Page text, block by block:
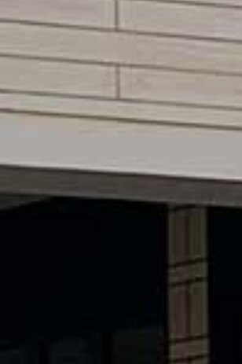
für jung und alt